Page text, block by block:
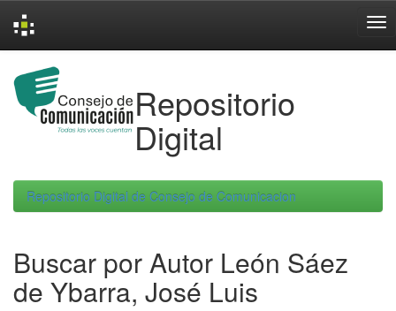
navigation
Repositorio
Digital
Repositorio Digital de Consejo de Comunicacion
Buscar por Autor León Sáez
de Ybarra, José Luis